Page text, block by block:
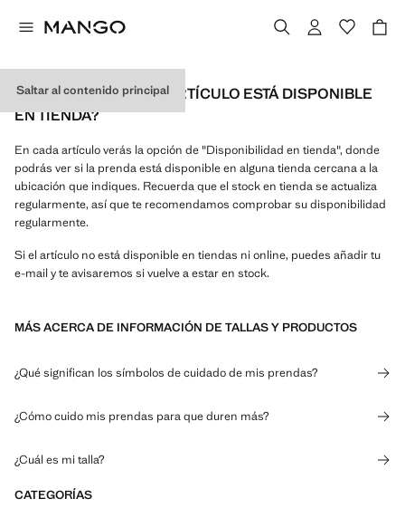
Saltar al contenido principal
¿CÓMO SABER SI UN ARTÍCULO ESTÁ DISPONIBLE
EN TIENDA?
En cada artículo verás la opción de "Disponibilidad en tienda", donde
podrás ver si la prenda está disponible en alguna tienda cercana a la
ubicación que indiques. Recuerda que el stock en tienda se actualiza
regularmente, así que te recomendamos comprobar su disponibilidad
regularmente.
Si el artículo no está disponible en tiendas ni online, puedes añadir tu
e-mail y te avisaremos si vuelve a estar en stock.
MÁS ACERCA DE INFORMACIÓN DE TALLAS Y PRODUCTOS
¿Qué significan los símbolos de cuidado de mis prendas?
¿Cómo cuido mis prendas para que duren más?
¿Cuál es mi talla?
CATEGORÍAS